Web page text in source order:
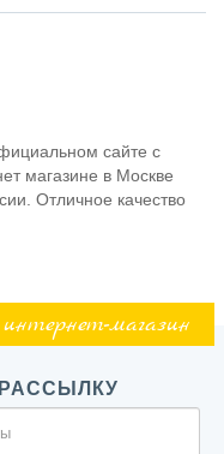
сайте с
магазине в Москве
Отличное качество
магазин